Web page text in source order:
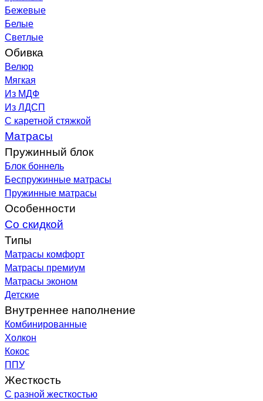
Бежевые
Белые
Светлые
Обивка
Велюр
Мягкая
Из МДФ
Из ЛДСП
С каретной стяжкой
Матрасы
Пружинный блок
Блок боннель
Беспружинные матрасы
Пружинные матрасы
Особенности
Со скидкой
Типы
Матрасы комфорт
Матрасы премиум
Матрасы эконом
Детские
Внутреннее наполнение
Комбинированные
Холкон
Кокос
ППУ
Жесткость
С разной жесткостью